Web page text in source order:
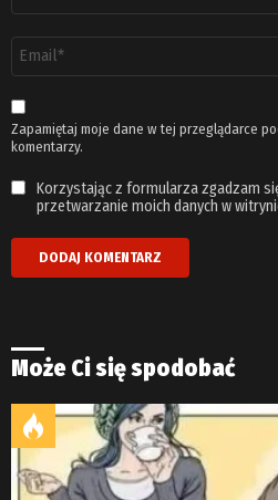
email
*
Zapamiętaj moje dane w tej przeglądarce
komentarzy.
Korzystając z formularza zgadzam
przetwarzanie moich danych w
Może Ci się spodobać